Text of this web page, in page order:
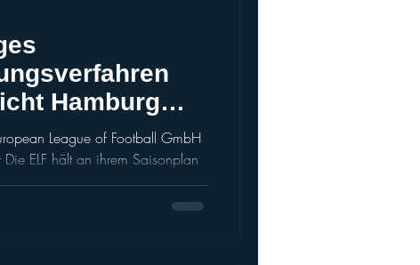
Hamburg
League of Football GmbH
ELF hält an ihrem Saisonplan
Ende Februar bekannt geben
sind gesichert Die